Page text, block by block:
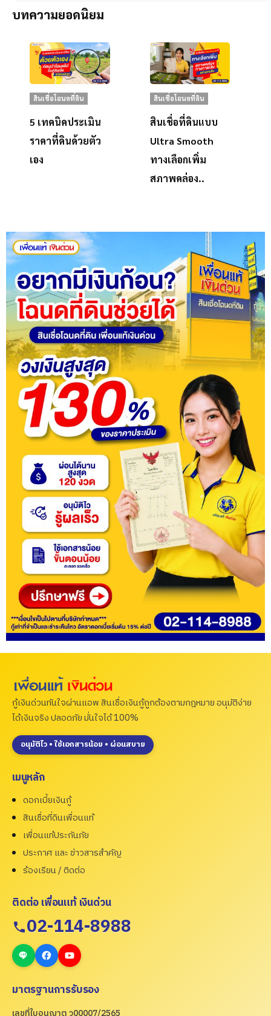
บทความยอดนิยม
สินเชื่อโฉนดที่ดิน
5 เทคนิคประเมิน
ราคาที่ดินด้วยตัว
เอง
สินเชื่อโฉนดที่ดิน
สินเชื่อที่ดินแบบ
Ultra Smooth
ทางเลือกเพิ่ม
สภาพคล่อง..
กู้เงินด่วนทันใจผ่านแอพ สินเชื่อเงินกู้ถูกต้องตามกฎหมาย อนุมัติง่าย
ได้เงินจริง ปลอดภัย มั่นใจได้ 100%
อนุมัติไว • ใช้เอกสารน้อย • ผ่อนสบาย
เมนูหลัก
ดอกเบี้ยเงินกู้
สินเชื่อที่ดินเพื่อนแท้
เพื่อนแท้ประกันภัย
ประกาศ และ ข่าวสารสำคัญ
ร้องเรียน / ติดต่อ
ติดต่อ เพื่อนแท้ เงินด่วน
02-114-8988
มาตรฐานการรับรอง
เลขที่ใบอนุญาต ว00007/2565